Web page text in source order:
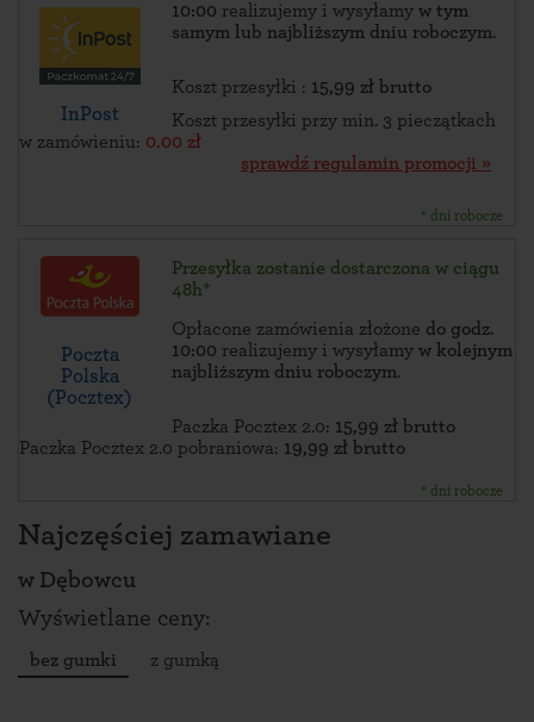
InPost
10:00 realizujemy i wysyłamy w tym
samym lub najbliższym dniu roboczym.
Koszt przesyłki : 15,99 zł brutto
Koszt przesyłki przy min. 3 pieczątkach
w zamówieniu: 0.00 zł
sprawdź regulamin promocji »
* dni robocze
Poczta
Polska
(Pocztex)
Przesyłka zostanie dostarczona w ciągu
48h*
Opłacone zamówienia złożone do godz.
10:00 realizujemy i wysyłamy w kolejnym
najbliższym dniu roboczym.
Paczka Pocztex 2.0: 15,99 zł brutto
Paczka Pocztex 2.0 pobraniowa: 19,99 zł brutto
* dni robocze
Najczęściej zamawiane
w Dębowcu
Wyświetlane ceny:
bez gumki z gumką